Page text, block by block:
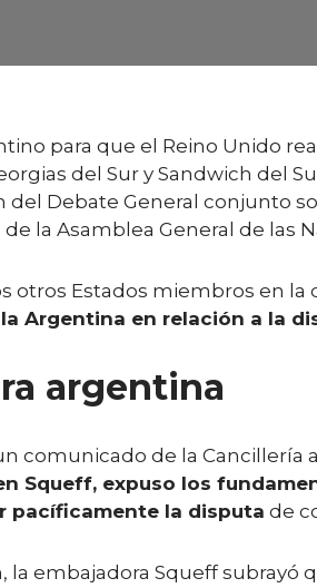
para que el Reino Unido
del Sur y Sandwich del
del Debate General conjunto
la Asamblea General de las
otros Estados miembros en la
Argentina en relación a la
argentina
comunicado de la Cancillería
Squeff, expuso los
pacíficamente la disputa de
la embajadora Squeff